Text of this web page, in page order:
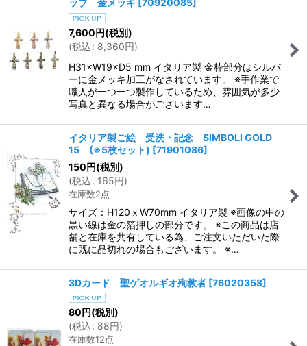
ップ 金メッキ [70920085]
7,600円(税別)
(税込: 8,360円)
H31×W19×D5 mm イタリア製 金枠部分はシルバ
ーに金メッキ加工がなされています。 ※手作業で
職人が一つ一つ製作しているため、雰囲気が多少
写真と異なる場合がございます…
イタリア製ご絵 受洗・記念 SIMBOLI GOLD
15 (※5枚セット) [71901086]
150円(税別)
(税込: 165円)
在庫数2点
サイズ：H120ｘW70mm イタリア製 ※画像の中の
黒い線は金の箔押しの部分です。 ※この商品は店
舗と在庫を共有している為、ご注文いただいた際
に既に品切れの場合もございます。 ※…
3Dカード 聖ゲオルギオ殉教者 [76020358]
80 円(税別)
(税込: 88円)
在庫数12点